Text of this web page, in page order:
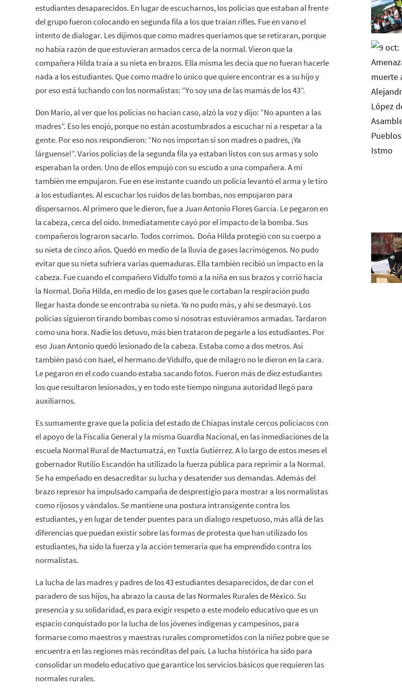
estudiantes desaparecidos. En lugar de escucharnos, los policías que estaban al frente
del grupo fueron colocando en segunda fila a los que traían rifles. Fue en vano el
intento de dialogar. Les dijimos que como madres queríamos que se retiraran, porque
no había razón de que estuvieran armados cerca de la normal. Vieron que la
compañera Hilda traía a su nieta en brazos. Ella misma les decía que no fueran hacerle
nada a los estudiantes. Que como madre lo único que quiere encontrar es a su hijo y
por eso está luchando con los normalistas: “Yo soy una de las mamás de los 43”.
Don Mario, al ver que los policías no hacían caso, alzó la voz y dijo: “No apunten a las
madres”. Eso les enojó, porque no están acostumbrados a escuchar ni a respetar a la
gente. Por eso nos respondieron: “No nos importan si son madres o padres, ¡Ya
lárguense!”. Varios policías de la segunda fila ya estaban listos con sus armas y solo
esperaban la orden. Uno de ellos empujó con su escudo a una compañera. A mí
también me empujaron. Fue en ese instante cuando un policía levantó el arma y le tiro
a los estudiantes. Al escuchar los ruidos de las bombas, nos empujaron para
dispersarnos. Al primero que le dieron, fue a Juan Antonio Flores García. Le pegaron en
la cabeza, cerca del oído. Inmediatamente cayó por el impacto de la bomba. Sus
compañeros lograron sacarlo. Todos corrimos. Doña Hilda protegió con su cuerpo a
su nieta de cinco años. Quedó en medio de la lluvia de gases lacrimógenos. No pudo
evitar que su nieta sufriera varias quemaduras. Ella también recibió un impacto en la
cabeza. Fue cuando el compañero Vidulfo tomó a la niña en sus brazos y corrió hacia
la Normal. Doña Hilda, en medio de los gases que le cortaban la respiración pudo
llegar hasta donde se encontraba su nieta. Ya no pudo más, y ahí se desmayó. Los
policías siguieron tirando bombas como si nosotras estuviéramos armadas. Tardaron
como una hora. Nadie los detuvo, más bien trataron de pegarle a los estudiantes. Por
eso Juan Antonio quedó lesionado de la cabeza. Estaba como a dos metros. Así
también pasó con Isael, el hermano de Vidulfo, que de milagro no le dieron en la cara.
Le pegaron en el codo cuando estaba sacando fotos. Fueron más de diez estudiantes
los que resultaron lesionados, y en todo este tiempo ninguna autoridad llegó para
auxiliarnos.
Es sumamente grave que la policía del estado de Chiapas instale cercos policiacos con
el apoyo de la Fiscalía General y la misma Guardia Nacional, en las inmediaciones de la
escuela Normal Rural de Mactumatzá, en Tuxtla Gutiérrez. A lo largo de estos meses el
gobernador Rutilio Escandón ha utilizado la fuerza pública para reprimir a la Normal.
Se ha empeñado en desacreditar su lucha y desatender sus demandas. Además del
brazo represor ha impulsado campaña de desprestigio para mostrar a los normalistas
como rijosos y vándalos. Se mantiene una postura intransigente contra los
estudiantes, y en lugar de tender puentes para un dialogo respetuoso, más allá de las
diferencias que puedan existir sobre las formas de protesta que han utilizado los
estudiantes, ha sido la fuerza y la acción temeraria que ha emprendido contra los
normalistas.
La lucha de las madres y padres de los 43 estudiantes desaparecidos, de dar con el
paradero de sus hijos, ha abrazo la causa de las Normales Rurales de México. Su
presencia y su solidaridad, es para exigir respeto a este modelo educativo que es un
espacio conquistado por la lucha de los jóvenes indígenas y campesinos, para
formarse como maestros y maestras rurales comprometidos con la niñez pobre que se
encuentra en las regiones más recónditas del país. La lucha histórica ha sido para
consolidar un modelo educativo que garantice los servicios básicos que requieren las
normales rurales.